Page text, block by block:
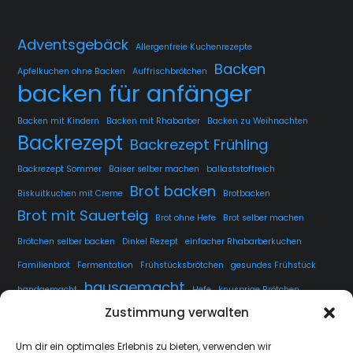
Zustimmung verwalten
Um dir ein optimales Erlebnis zu bieten, verwenden wir
Adventsgebäck Allergenfreie Kuchenrezepte
Apfelkuchen ohne Backen Auffrischbrötchen Backen
backen für anfänger
Backen mit Kindern Backen mit Rhabarber Backen zu Weihnachten
Backrezept Backrezept Frühling
Backrezept Sommer Baiser selber machen ballaststoffreich
Biskuitkuchen mit Creme Brot backen Brotbacken
Brot mit Sauerteig Brot ohne Hefe
Brot selber machen
Brötchen selber backen
Dinkel Rezept
einfacher Rhabarberkuchen
Familienbrot
Fermentation Frühstücksbrötchen gesundes Frühstück
handgemacht hausgemacht Hefe knusprige Brötchen
kuchen lange Teigführung Langzeitführung